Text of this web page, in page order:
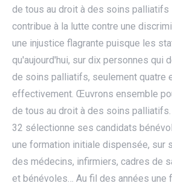
de tous au droit à des soins palliatifs
contribue à la lutte contre une
une injustice flagrante puisque les
qu'aujourd'hui, sur dix personnes qui
de soins palliatifs, seulement quatre
effectivement. Œuvrons ensemble
de tous au droit à des soins palliatifs.
32 sélectionne ses candidats
une formation initiale dispensée, sur
des médecins, infirmiers, cadres de
et bénévoles… Au fil des années une